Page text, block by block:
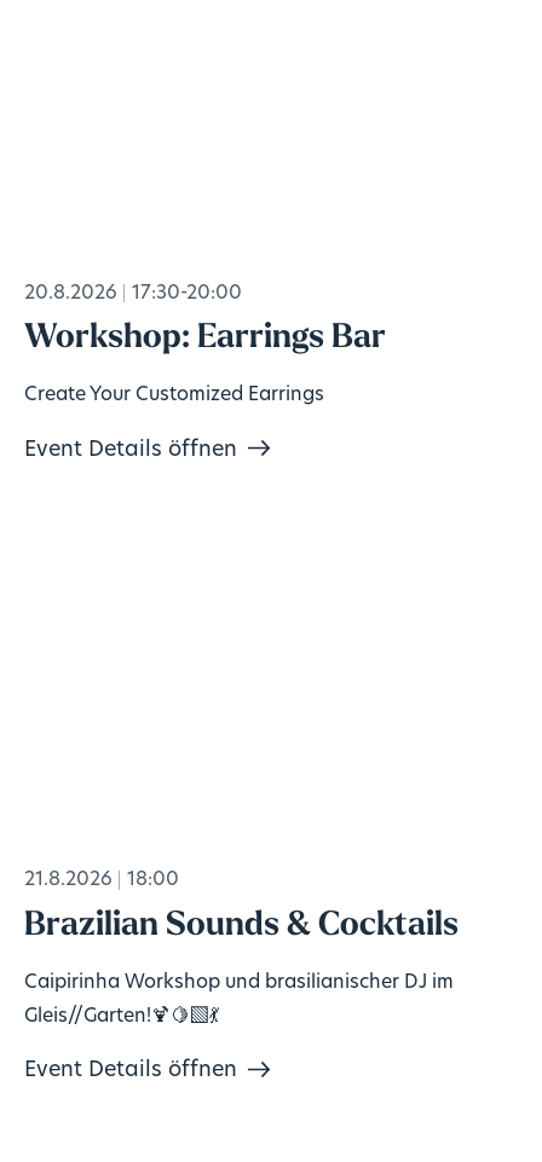
20.8.2026 17:30-20:00
Workshop: Earrings Bar
Create Your Customized Earrings
Event Details öffnen
21.8.2026 18:00
Brazilian Sounds & Cocktails
Caipirinha Workshop und brasilianischer DJ im
Gleis//Garten!🍹🍋‍🟩💃
Event Details öffnen